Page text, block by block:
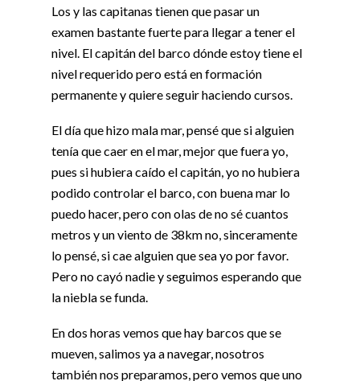
Los y las capitanas tienen que pasar un
examen bastante fuerte para llegar a tener el
nivel. El capitán del barco dónde estoy tiene el
nivel requerido pero está en formación
permanente y quiere seguir haciendo cursos.
El día que hizo mala mar, pensé que si alguien
tenía que caer en el mar, mejor que fuera yo,
pues si hubiera caído el capitán, yo no hubiera
podido controlar el barco, con buena mar lo
puedo hacer, pero con olas de no sé cuantos
metros y un viento de 38km no, sinceramente
lo pensé, si cae alguien que sea yo por favor.
Pero no cayó nadie y seguimos esperando que
la niebla se funda.
En dos horas vemos que hay barcos que se
mueven, salimos ya a navegar, nosotros
también nos preparamos, pero vemos que uno